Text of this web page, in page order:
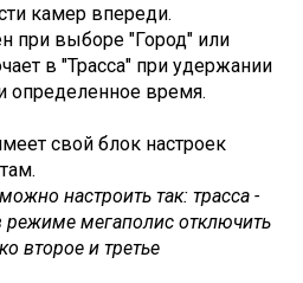
камер впереди.
при выборе "Город" или
в "Трасса" при удержании
определенное время.
свой блок настроек
настроить так: трасса -
режиме мегаполис отключить
второе и третье